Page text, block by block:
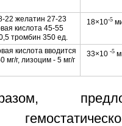
22 желатин 27-23
кислота 45-55
тромбин 350 ед.
18×10-5
кислота вводится
мг/г, лизоцим - 5 мг/г
33×10-5